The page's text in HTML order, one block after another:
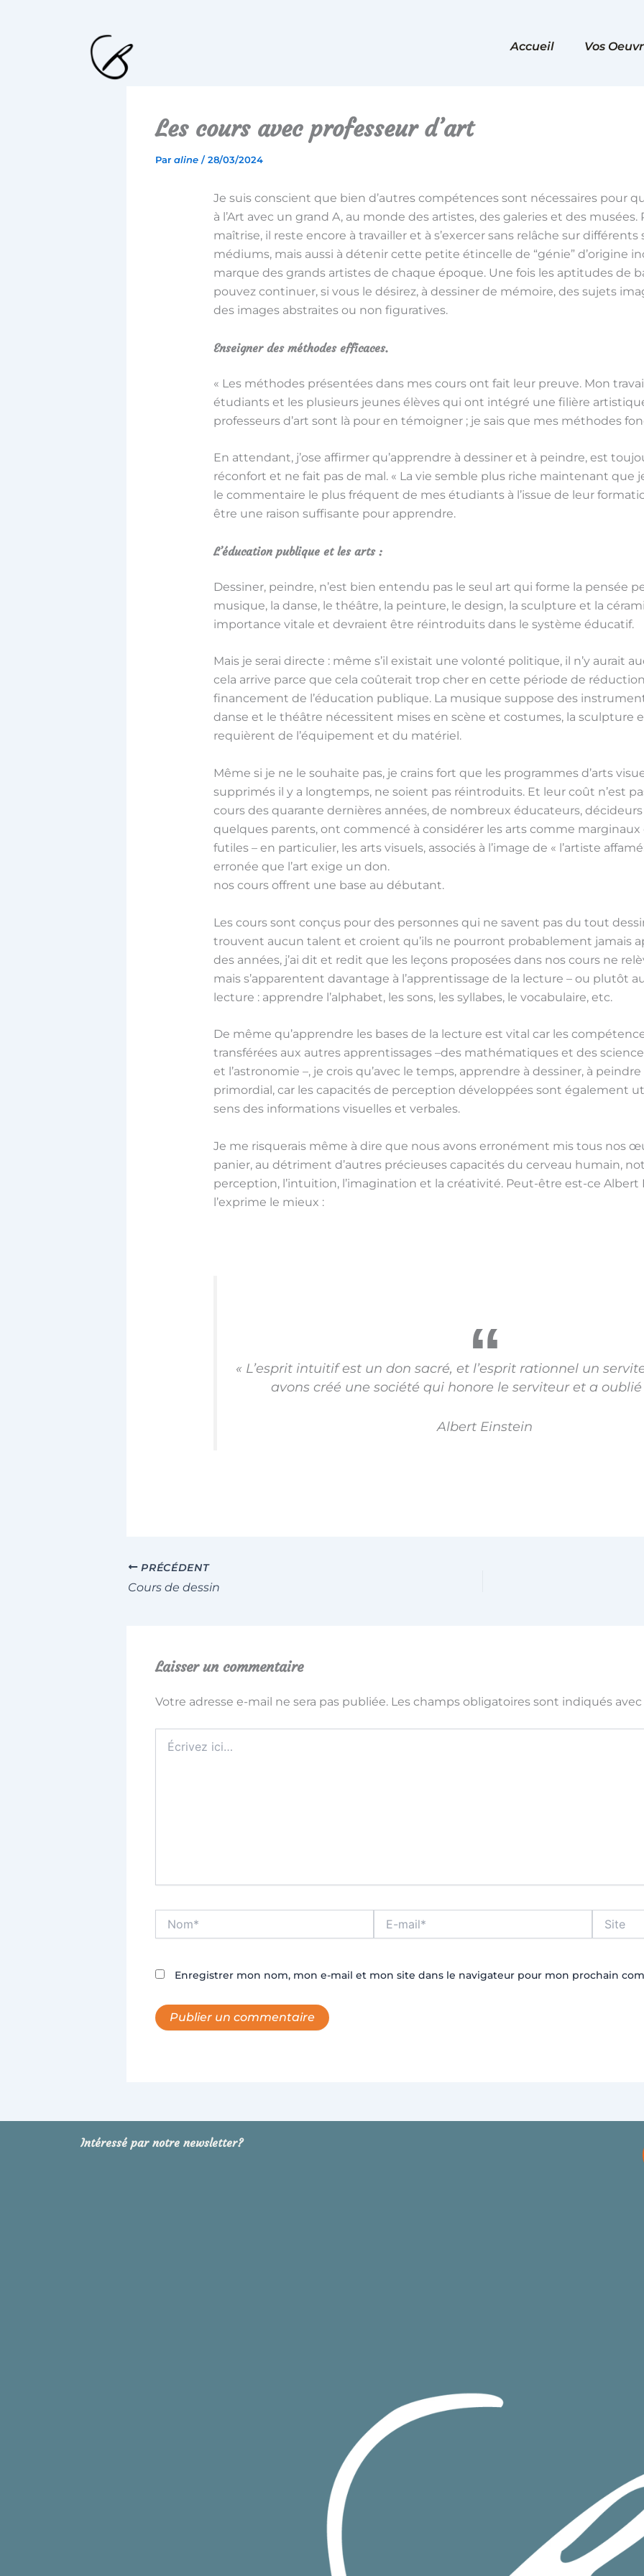
Accueil Vos
Les cours avec professeur d’art
Par aline /28/03/2024
Je suis conscient que bien d’autres compétences sont nécessaires pour
à l’Art avec un grand A, au monde des artistes, des galeries et des
maîtrise, il reste encore à travailler et à s’exercer sans relâche sur
médiums, mais aussi à détenir cette petite étincelle de “génie” d’origine
marque des grands artistes de chaque époque. Une fois les aptitudes de
pouvez continuer, si vous le désirez, à dessiner de mémoire, des sujets
des images abstraites ou non figuratives.
Enseigner des méthodes efficaces.
« Les méthodes présentées dans mes cours ont fait leur preuve. Mon
étudiants et les plusieurs jeunes élèves qui ont intégré une filière
professeurs d’art sont là pour en témoigner ; je sais que mes méthodes
En attendant, j’ose affirmer qu’apprendre à dessiner et à peindre, est
réconfort et ne fait pas de mal. « La vie semble plus riche maintenant que
le commentaire le plus fréquent de mes étudiants à l’issue de leur
être une raison suffisante pour apprendre.
L’éducation publique et les arts :
Dessiner, peindre, n’est bien entendu pas le seul art qui forme la pensée
musique, la danse, le théâtre, la peinture, le design, la sculpture et la
importance vitale et devraient être réintroduits dans le système éducatif.
Mais je serai directe : même s’il existait une volonté politique, il n’y aurait
cela arrive parce que cela coûterait trop cher en cette période de
financement de l’éducation publique. La musique suppose des
danse et le théâtre nécessitent mises en scène et costumes, la sculpture
requièrent de l’équipement et du matériel.
Même si je ne le souhaite pas, je crains fort que les programmes d’arts
supprimés il y a longtemps, ne soient pas réintroduits. Et leur coût n’est
cours des quarante dernières années, de nombreux éducateurs,
quelques parents, ont commencé à considérer les arts comme
futiles – en particulier, les arts visuels, associés à l’image de « l’artiste
erronée que l’art exige un don.
nos cours offrent une base au débutant.
Les cours sont conçus pour des personnes qui ne savent pas du tout
trouvent aucun talent et croient qu’ils ne pourront probablement jamais
des années, j’ai dit et redit que les leçons proposées dans nos cours ne
mais s’apparentent davantage à l’apprentissage de la lecture – ou plutôt
lecture : apprendre l’alphabet, les sons, les syllabes, le vocabulaire, etc.
De même qu’apprendre les bases de la lecture est vital car les
transférées aux autres apprentissages –des mathématiques et des
et l’astronomie –, je crois qu’avec le temps, apprendre à dessiner, à
primordial, car les capacités de perception développées sont également
sens des informations visuelles et verbales.
Je me risquerais même à dire que nous avons erronément mis tous nos
panier, au détriment d’autres précieuses capacités du cerveau humain,
perception, l’intuition, l’imagination et la créativité. Peut-être est-ce
l’exprime le mieux :
« L’esprit intuitif est un don sacré, et l’esprit rationnel un
avons créé une société qui honore le serviteur et a oublié
Albert Einstein
PRÉCÉDENT
Cours de dessin
Laisser un commentaire
Votre adresse e-mail ne sera pas publiée. Les champs obligatoires sont indiqués avec
ici…
mail*
Enregistrer mon nom, mon e-mail et mon site dans le navigateur pour mon prochain
Intéressé par notre newsletter?